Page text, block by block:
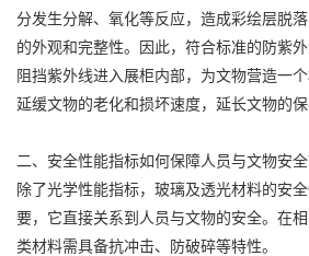
分发生分解、氧化等反应，造成彩绘层脱
的外观和完整性。因此，符合标准的防紫
阻挡紫外线进入展柜内部，为文物营造一
延缓文物的老化和损坏速度，延长文物的保
二、安全性能指标如何保障人员与文物安全
除了光学性能指标，玻璃及透光材料的安
要，它直接关系到人员与文物的安全。在
类材料需具备抗冲击、防破碎等特性。